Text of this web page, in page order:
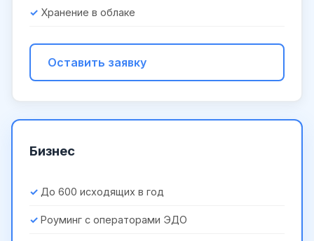
Хранение в облаке
Оставить заявку
Бизнес
До 600 исходящих в год
Роуминг с операторами ЭДО